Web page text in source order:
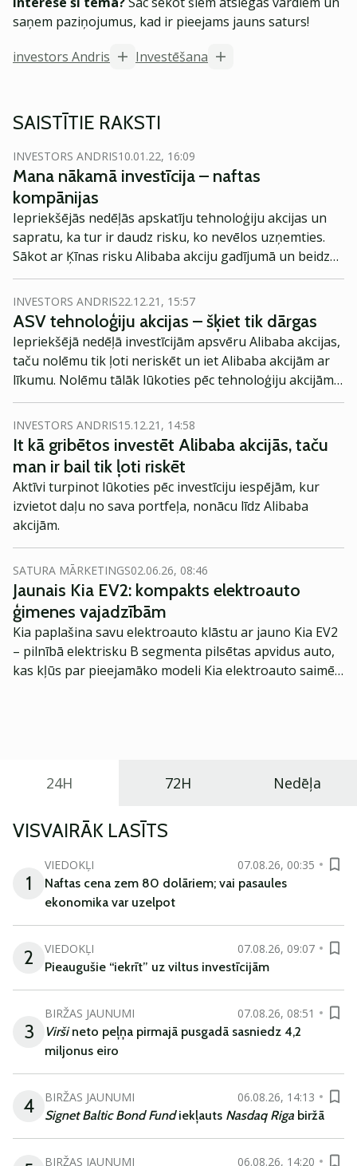
saņem paziņojumus, kad ir pieejams jauns saturs!
investors Andris
Investēšana
SAISTĪTIE RAKSTI
INVESTORS ANDRIS10.01.22, 16:09
Mana nākamā investīcija – naftas
kompānijas
Iepriekšējās nedēļās apskatīju tehnoloģiju akcijas un
sapratu, ka tur ir daudz risku, ko nevēlos uzņemties.
Sākot ar Ķīnas risku Alibaba akciju gadījumā un beidzot
ar augstajām valuācijām ASV tehnoloģiju akciju
gadījumā. Tāpēc nolēmu lūkoties pavisam citā virzienā
– naftas sektorā.
INVESTORS ANDRIS22.12.21, 15:57
ASV tehnoloģiju akcijas – šķiet tik dārgas
Iepriekšējā nedēļā investīcijām apsvēru Alibaba akcijas,
taču nolēmu tik ļoti neriskēt un iet Alibaba akcijām ar
līkumu. Nolēmu tālāk lūkoties pēc tehnoloģiju akcijām
ASV. Taču arī tur viss nav vienkārši un nebūt tik
pievilcīgi.
INVESTORS ANDRIS15.12.21, 14:58
It kā gribētos investēt Alibaba akcijās, taču
man ir bail tik ļoti riskēt
Aktīvi turpinot lūkoties pēc investīciju iespējām, kur
izvietot daļu no sava portfeļa, nonācu līdz Alibaba
akcijām.
SATURA MĀRKETINGS02.06.26, 08:46
Jaunais Kia EV2: kompakts elektroauto
ģimenes vajadzībām
Kia paplašina savu elektroauto klāstu ar jauno Kia EV2
– pilnībā elektrisku B segmenta pilsētas apvidus auto,
kas kļūs par pieejamāko modeli Kia elektroauto saimē
24H 72H Nedēļa
VISVAIRĀK LASĪTS
1
VIEDOKĻI
07.08.26, 00:35
Naftas cena zem 80 dolāriem; vai pasaules
ekonomika var uzelpot
2 VIEDOKĻI
07.08.26, 09:07
Pieaugušie “iekrīt” uz viltus investīcijām
3
BIRŽAS JAUNUMI
07.08.26, 08:51
Viršineto peļņa pirmajā pusgadā sasniedz 4,2
miljonus eiro
4 BIRŽAS JAUNUMI
06.08.26, 14:13
Signet Baltic Bond Fundiekļauts Nasdaq Riga biržā
BIRŽAS JAUNUMI 06.08.26, 14:20